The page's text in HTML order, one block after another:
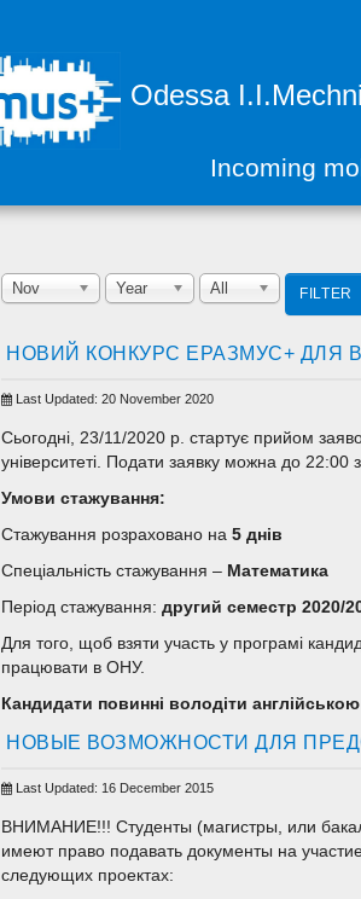
Odessa
Incoming
Nov Year All FILTER
НОВИЙ КОНКУРС ЕРАЗМУС+ ДЛЯ
Last Updated: 20 November 2020
Сьогодні, 23/11/2020 р. стартує прийом
університеті. Подати заявку можна до
Умови стажування:
Стажування розраховано на5 днів
Спеціальність стажування – Математика
Період стажування:другий семестр 2020/
Для того, щоб взяти участь у програмі
працювати в ОНУ.
Кандидати повинні володіти
НОВЫЕ ВОЗМОЖНОСТИ ДЛЯ
Last Updated: 16 December 2015
ВНИМАНИЕ!!! Студенты (магистры, или
имеют право подавать документы на
следующих проектах: